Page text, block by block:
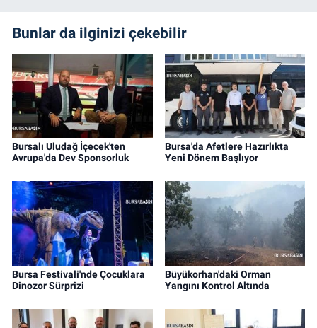
Bunlar da ilginizi çekebilir
Bursalı Uludağ İçecek'ten
Avrupa'da Dev Sponsorluk
Bursa'da Afetlere Hazırlıkta
Yeni Dönem Başlıyor
Bursa Festivali'nde Çocuklara
Dinozor Sürprizi
Büyükorhan'daki Orman
Yangını Kontrol Altında